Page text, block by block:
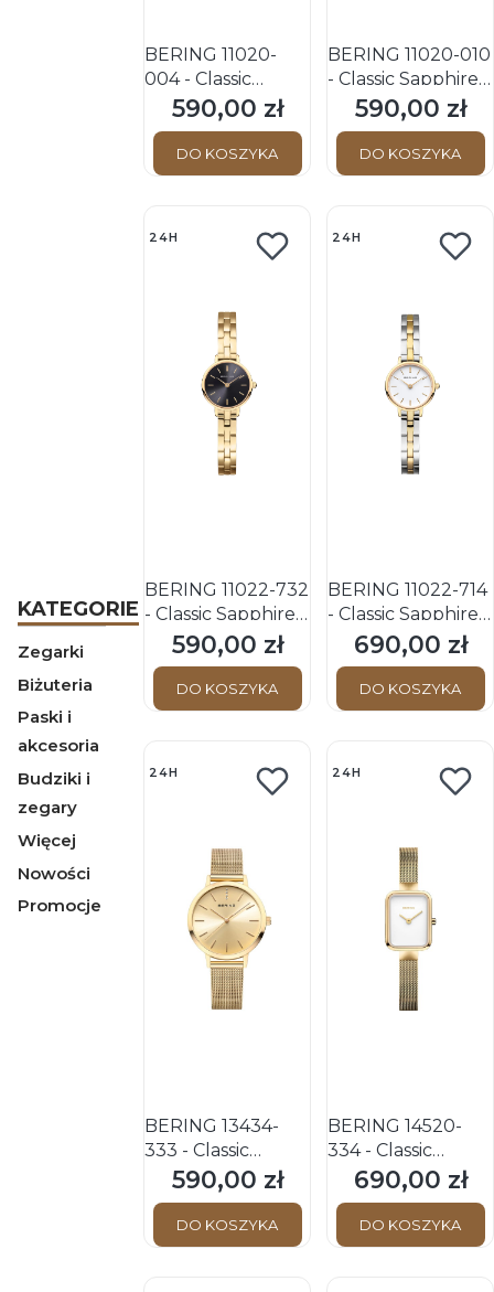
KATEGORIE
Zegarki
Biżuteria
Paski i
akcesoria
Budziki i
zegary
Więcej
Nowości
Promocje
BERING 11020-
004 - Classic
Sapphire - Damski
- Zegarek
kwarcowy
Cena
590,00 zł
DO KOSZYKA
BERING 11020-010
- Classic Sapphire -
Damski - Zegarek
kwarcowy
Cena
590,00 zł
DO KOSZYKA
24H
BERING 11022-732
- Classic Sapphire -
Damski - Zegarek
kwarcowy
Cena
590,00 zł
DO KOSZYKA
24H
BERING 11022-714
- Classic Sapphire -
Damski - Zegarek
kwarcowy
Cena
690,00 zł
DO KOSZYKA
24H
BERING 13434-
333 - Classic
Sapphire - Damski
- Zegarek
kwarcowy
Cena
590,00 zł
DO KOSZYKA
24H
BERING 14520-
334 - Classic
Sapphire - Damski
- Zegarek
kwarcowy
Cena
690,00 zł
DO KOSZYKA